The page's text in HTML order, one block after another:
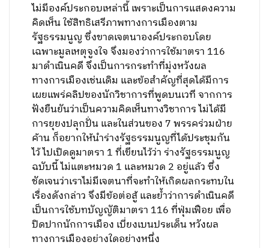
ไม่มีองค์ประกอบเหล่านี้ เพราะเป็นการแสดงความ
คิดเห็น ใช้สิทธิเสรีภาพทางการเมืองตาม
รัฐธรรมนูญ ซึ่งขาดเจตนาองค์ประกอบโดย
เฉพาะมูลเหตุจูงใจ จึงมองว่าการใช้มาตรา 116
มาดำเนินคดี จึงเป็นการกระทำที่มุ่งหวังผล
ทางการเมืองเช่นเดิม และข้อสำคัญที่สุดได้มีการ
เผยแพร่คลิปของนักวิชาการที่พูดบนเวที จากการ
ฟังยืนยันว่าเป็นความคิดเห็นทางวิชาการ ไม่ได้มี
การยุยงปลุกปั่น และในส่วนของ 7 พรรคร่วมฝ่าย
ค้าน ก็อยากให้นำร่างรัฐธรรมนูญที่ได้ประชุมกัน
ไว้ ไปเปิดดูมาตรา 1 ที่เขียนไว้ว่า ร่างรัฐธรรมนูญ
ฉบับนี้ ไม่แตะหมวด 1 และหมวด 2 อยู่แล้ว ซึ่ง
ชัดเจนว่าเราไม่มีเจตนาที่จะทำให้เกิดผลกระทบใน
เรื่องดังกล่าว จึงมีข้อต่อสู้ และย้ำว่าการดำเนินคดี
เป็นการใช้บทบัญญัติมาตรา 116 ที่ฟุ่มเฟือย เพื่อ
ปิดปากนักการเมือง เบี่ยงเบนประเด็น หวังผล
ทางการเมืองอย่างใดอย่างหนึ่ง